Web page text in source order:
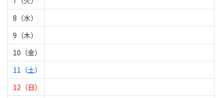
8（水）
9（木）
10（金）
11（土）
12（日）